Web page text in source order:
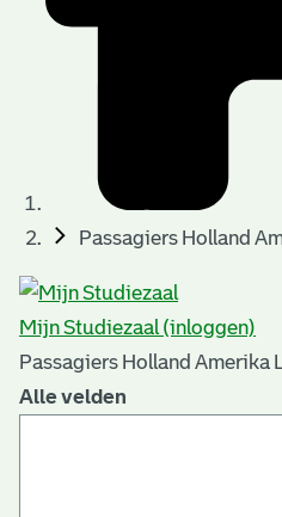
Passagiers Holland
Mijn Studiezaal (inloggen)
Passagiers Holland Amerika
Alle velden